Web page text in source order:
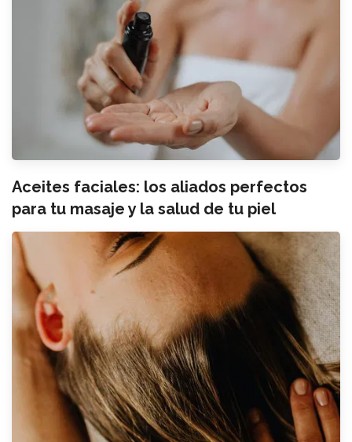
Aceites faciales: los aliados perfectos
para tu masaje y la salud de tu piel